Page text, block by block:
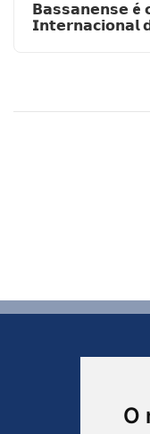
O
𝗕𝗮𝘀𝘀𝗮𝗻𝗲𝗻𝘀𝗲 é
𝗜𝗻𝘁𝗲𝗿𝗻𝗮𝗰𝗶𝗼𝗻𝗮𝗹